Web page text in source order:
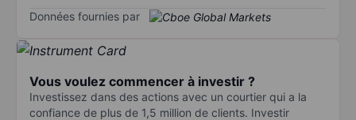
Données fournies par
Vous voulez commencer à investir ?
Investissez dans des actions avec un courtier qui a la
confiance de plus de 1,5 million de clients. Investir